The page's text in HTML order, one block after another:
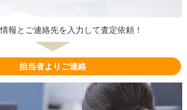
報とご連絡先を入力して査定依頼！
担当者よりご連絡